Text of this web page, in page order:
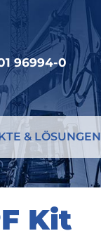
96994-0
& LÖSUNGEN
Kit